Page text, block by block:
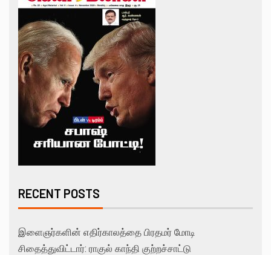
RECENT POSTS
இளைஞர்களின் எதிர்காலத்தை பிரதமர் மோடி
சிதைத்துவிட்டார்: ராகுல் காந்தி குற்றச்சாட்டு